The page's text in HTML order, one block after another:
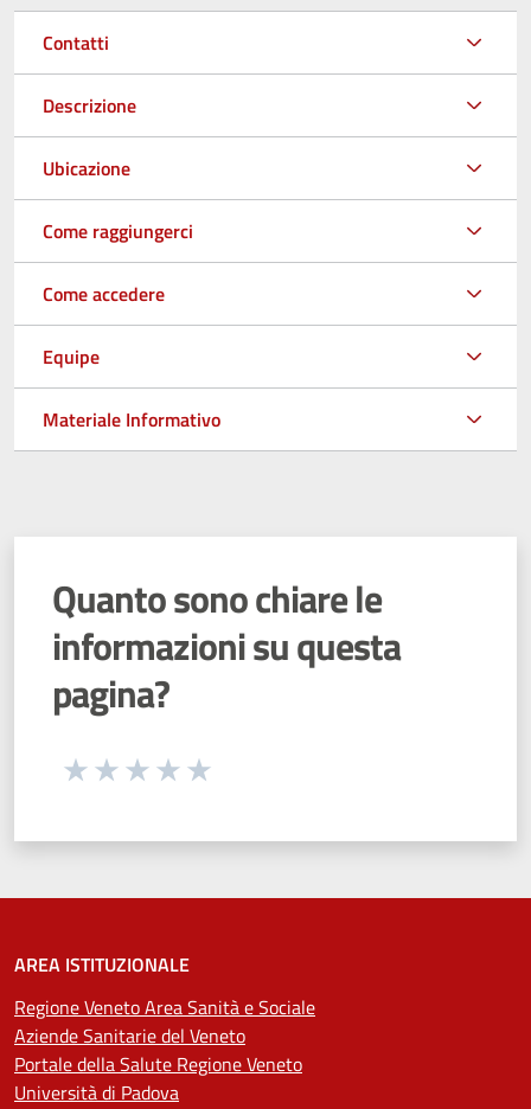
Contatti
Descrizione
Ubicazione
Come raggiungerci
Come accedere
Equipe
Materiale Informativo
Quanto sono chiare le
informazioni su questa
pagina?
Seleziona una valutazione da 1 a 5 stelle
AREA ISTITUZIONALE
Regione Veneto Area Sanità e Sociale
Aziende Sanitarie del Veneto
Portale della Salute Regione Veneto
Università di Padova